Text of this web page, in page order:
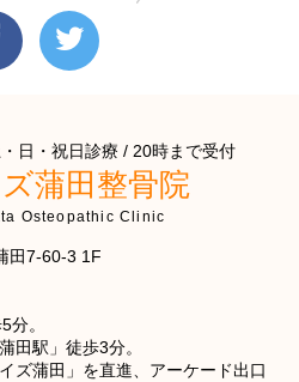
日・祝日診療 / 20時まで受付
蒲田整骨院
Osteopathic Clinic
田7-60-3 1F
分。
田駅」徒歩3分。
ズ蒲田」を直進、アーケード出口